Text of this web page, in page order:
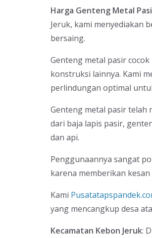
Harga Genteng Metal
Jeruk, kami menyediakan
bersaing.
Genteng metal pasir
konstruksi lainnya. Kami
perlindungan optimal
Genteng metal pasir telah
dari baja lapis pasir,
dan api.
Penggunaannya sangat
karena memberikan
Kami
yang mencangkup desa
Kecamatan Kebon Jeruk: